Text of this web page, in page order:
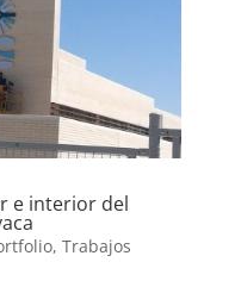
e interior del
, Trabajos